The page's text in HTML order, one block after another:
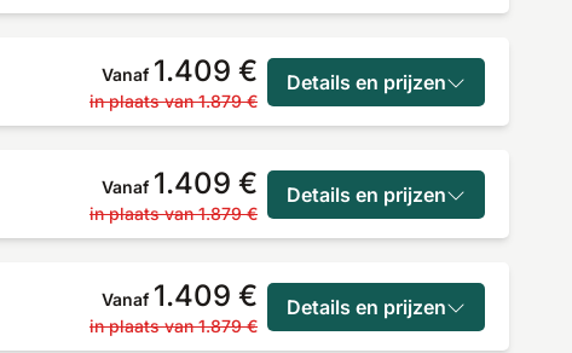
Vanaf 1.409 €
in plaats van 1.879 €
Details en prijzen
Vanaf 1.409 €
in plaats van 1.879 €
Details en prijzen
Vanaf 1.409 €
in plaats van 1.879 €
Details en prijzen